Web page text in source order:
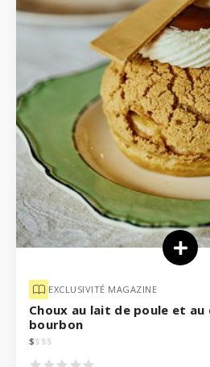
EXCLUSIVITÉ MAGAZINE
Choux au lait de poule et au
bourbon
$$ $$